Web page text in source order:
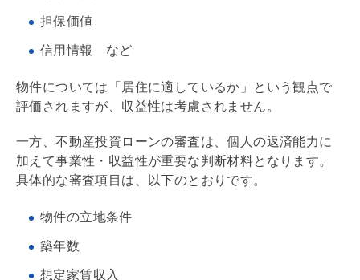
担保価値
信用情報 など
物件については「居住に適しているか」という観点で
評価されますが、収益性は考慮されません。
一方、不動産投資ローンの審査は、個人の返済能力に
加えて事業性・収益性が重要な判断材料となります。
具体的な審査項目は、以下のとおりです。
物件の立地条件
築年数
想定家賃収入